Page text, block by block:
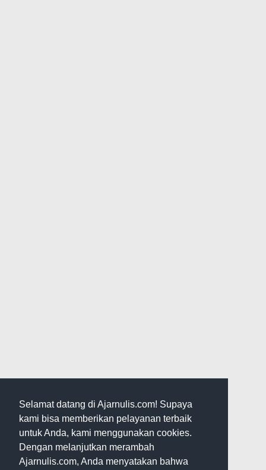
Selamat datang di Ajarnulis.com! Supaya
kami bisa memberikan pelayanan terbaik
untuk Anda, kami menggunakan cookies.
Dengan melanjutkan merambah
Ajarnulis.com, Anda menyatakan bahwa